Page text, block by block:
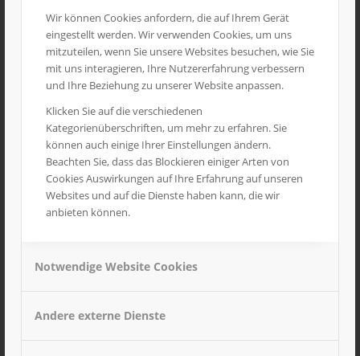
Wir können Cookies anfordern, die auf Ihrem Gerät
eingestellt werden. Wir verwenden Cookies, um uns
mitzuteilen, wenn Sie unsere Websites besuchen, wie Sie
mit uns interagieren, Ihre Nutzererfahrung verbessern
und Ihre Beziehung zu unserer Website anpassen.
Klicken Sie auf die verschiedenen
Kategorienüberschriften, um mehr zu erfahren. Sie
können auch einige Ihrer Einstellungen ändern.
Beachten Sie, dass das Blockieren einiger Arten von
Cookies Auswirkungen auf Ihre Erfahrung auf unseren
Websites und auf die Dienste haben kann, die wir
anbieten können.
Notwendige Website Cookies
Andere externe DiensteSCHULMEDIEN